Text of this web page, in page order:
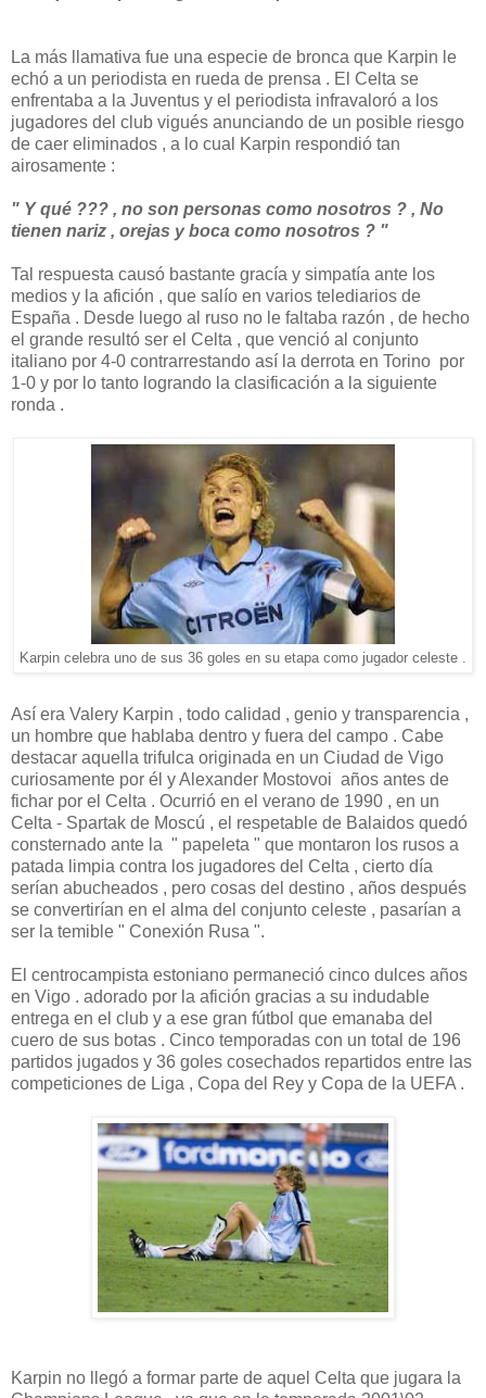
La más llamativa fue una especie de bronca que Karpin le
echó a un periodista en rueda de prensa . El Celta se
enfrentaba a la Juventus y el periodista infravaloró a los
jugadores del club vigués anunciando de un posible riesgo
de caer eliminados , a lo cual Karpin respondió tan
airosamente :
" Y qué ??? , no son personas como nosotros ? , No
tienen nariz , orejas y boca como nosotros ? "
Tal respuesta causó bastante gracía y simpatía ante los
medios y la afición , que salío en varios telediarios de
España . Desde luego al ruso no le faltaba razón , de hecho
el grande resultó ser el Celta , que venció al conjunto
italiano por 4-0 contrarrestando así la derrota en Torino por
1-0 y por lo tanto logrando la clasificación a la siguiente
ronda .
Karpin celebra uno de sus 36 goles en su etapa como jugador celeste .
Así era Valery Karpin , todo calidad , genio y transparencia ,
un hombre que hablaba dentro y fuera del campo . Cabe
destacar aquella trifulca originada en un Ciudad de Vigo
curiosamente por él y Alexander Mostovoi años antes de
fichar por el Celta . Ocurrió en el verano de 1990 , en un
Celta - Spartak de Moscú , el respetable de Balaidos quedó
consternado ante la " papeleta " que montaron los rusos a
patada limpia contra los jugadores del Celta , cierto día
serían abucheados , pero cosas del destino , años después
se convertirían en el alma del conjunto celeste , pasarían a
ser la temible " Conexión Rusa ".
El centrocampista estoniano permaneció cinco dulces años
en Vigo . adorado por la afición gracias a su indudable
entrega en el club y a ese gran fútbol que emanaba del
cuero de sus botas . Cinco temporadas con un total de 196
partidos jugados y 36 goles cosechados repartidos entre las
competiciones de Liga , Copa del Rey y Copa de la UEFA .
Karpin no llegó a formar parte de aquel Celta que jugara la